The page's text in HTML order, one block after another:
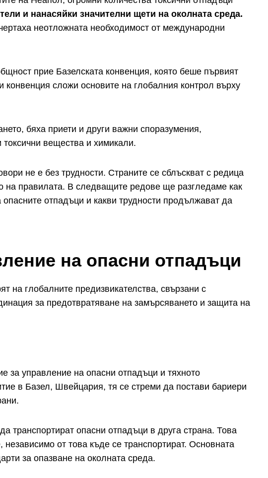
и нанасяйки значителни щети на околната среда.
неотложната необходимост от международни
прие Базелската конвенция, която беше първият
сложи основите на глобалния контрол върху
бяха приети и други важни споразумения,
вещества и химикали.
не е без трудности. Страните се сблъскват с редица
на правилата. В следващите редове ще разгледаме как
отпадъци и какви трудности продължават да
на опасни отпадъци
на глобалните предизвикателства, свързани с
за предотвратяване на замърсяването и защита на
за управление на опасни отпадъци и тяхното
в Базел, Швейцария, тя се стреми да постави бариери
транспортират опасни отпадъци в друга страна. Това
от това къде се транспортират. Основната
за опазване на околната среда.